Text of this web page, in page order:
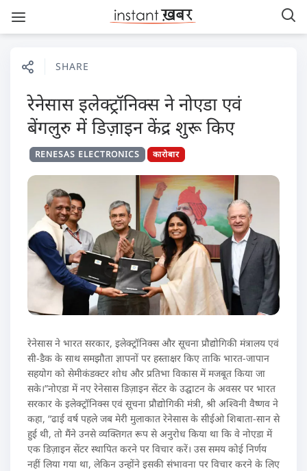
SHARE
रेनेसास इलेक्ट्रॉनिक्स ने नोएडा एवं
बेंगलुरु में डिज़ाइन केंद्र शुरू किए
RENESAS ELECTRONICS कारोबार
रेनेसास ने भारत सरकार, इलेक्ट्रॉनिक्स और सूचना प्रौद्योगिकी मंत्रालय एवं
सी-डैक के साथ समझौता ज्ञापनों पर हस्ताक्षर किए ताकि भारत-जापान
सहयोग को सेमीकंडक्टर शोध और प्रतिभा विकास में मजबूत किया जा
सके।”नोएडा में नए रेनेसास डिज़ाइन सेंटर के उद्घाटन के अवसर पर भारत
सरकार के इलेक्ट्रॉनिक्स एवं सूचना प्रौद्योगिकी मंत्री, श्री अश्विनी वैष्णव ने
कहा, “ढाई वर्ष पहले जब मेरी मुलाकात रेनेसास के सीईओ शिबाता-सान से
हुई थी, तो मैंने उनसे व्यक्तिगत रूप से अनुरोध किया था कि वे नोएडा में
एक डिज़ाइन सेंटर स्थापित करने पर विचार करें। उस समय कोई निर्णय
नहीं लिया गया था, लेकिन उन्होंने इसकी संभावना पर विचार करने के लिए